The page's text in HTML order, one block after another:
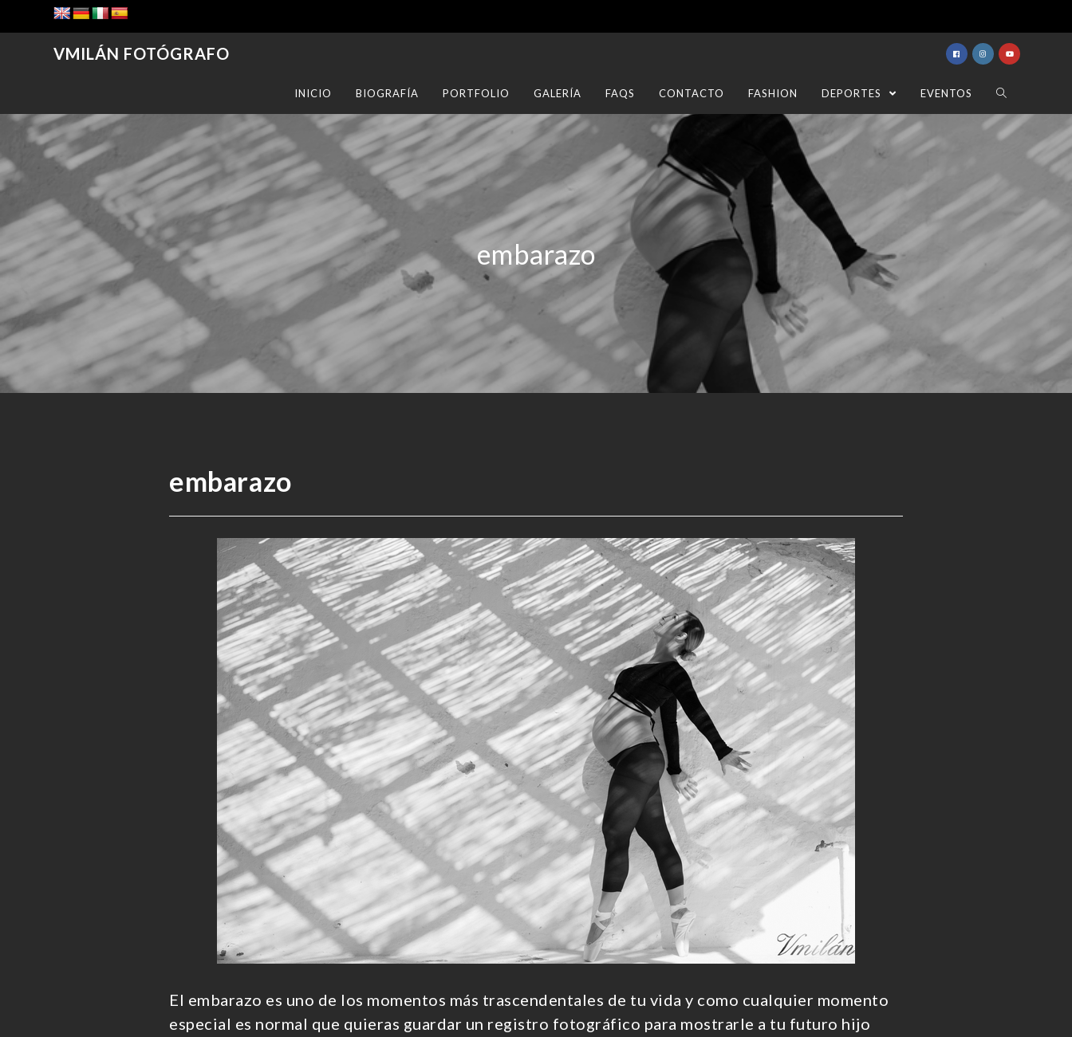
VMILÁN FOTÓGRAFO
INICIO BIOGRAFÍA PORTFOLIO GALERÍA FAQS CONTACTO FASHION DEPORTES EVENTOS
embarazo
embarazo
El embarazo es uno de los momentos más trascendentales de tu vida y como cualquier momento
especial es normal que quieras guardar un registro fotográfico para mostrarle a tu futuro hijo